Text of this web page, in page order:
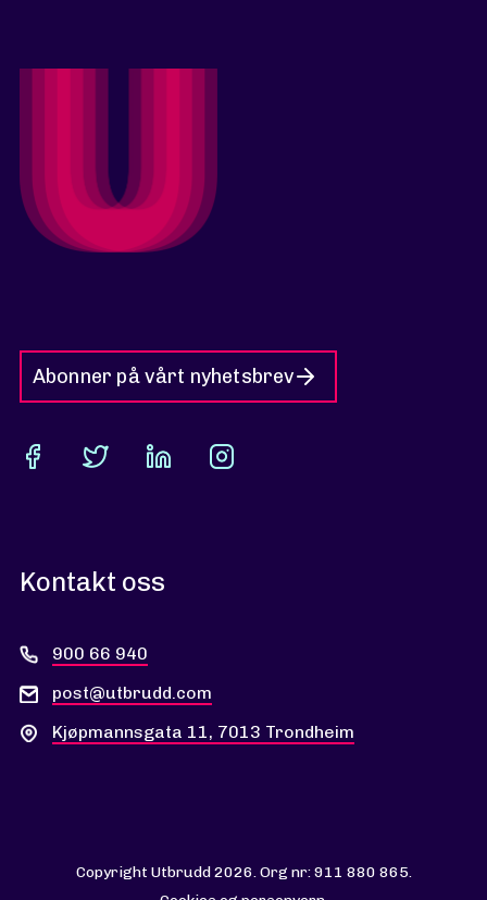
Abonner på vårt nyhetsbrev
Kontakt oss
900 66 940
post@utbrudd.com
Kjøpmannsgata 11, 7013 Trondheim
Copyright Utbrudd 2026. Org nr: 911 880 865.